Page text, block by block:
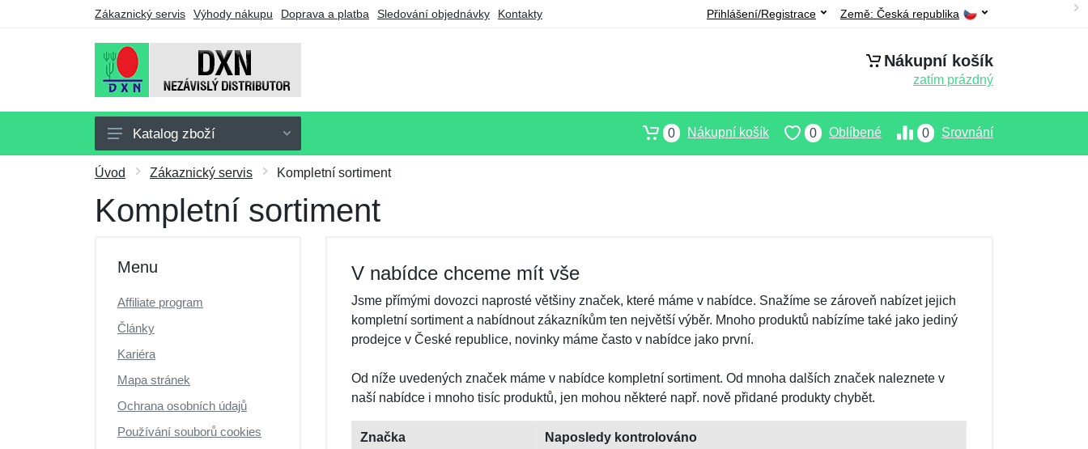
Zákaznický servis Výhody nákupu Doprava a platba Sledování objednávky Kontakty Země: Česká republika
Přihlášení/Registrace
Nákupní košík
zatím prázdný
Doplňky stravy
Nápoje
Potraviny
Výprodej
Katalog zboží 0 Srovnání
0 Oblíbené
0 Nákupní košík
Úvod Zákaznický servis Kompletní sortiment
Kompletní sortiment
Menu
Affiliate program
Články
Kariéra
Mapa stránek
Ochrana osobních údajů
Používání souborů cookies
V nabídce chceme mít vše
Jsme přímými dovozci naprosté většiny značek, které máme v nabídce. Snažíme se zároveň nabízet jejich
kompletní sortiment a nabídnout zákazníkům ten největší výběr. Mnoho produktů nabízíme také jako jediný
prodejce v České republice, novinky máme často v nabídce jako první.
Od níže uvedených značek máme v nabídce kompletní sortiment. Od mnoha dalších značek naleznete v
naší nabídce i mnoho tisíc produktů, jen mohou některé např. nově přidané produkty chybět.
Značka Naposledy kontrolováno